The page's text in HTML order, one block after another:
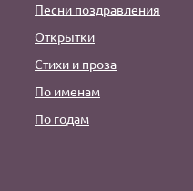
Песни поздравления
Открытки
Стихи и проза
По именам
По годам